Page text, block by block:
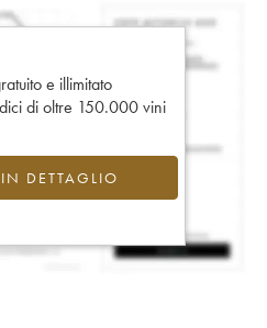
e illimitato
di oltre 150.000 vini
DETTAGLIO